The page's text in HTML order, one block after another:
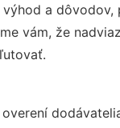
výhod a
vám, že